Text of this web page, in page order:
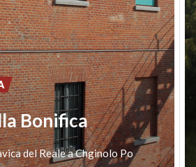
Bonifica
delRealeaChginoloPo